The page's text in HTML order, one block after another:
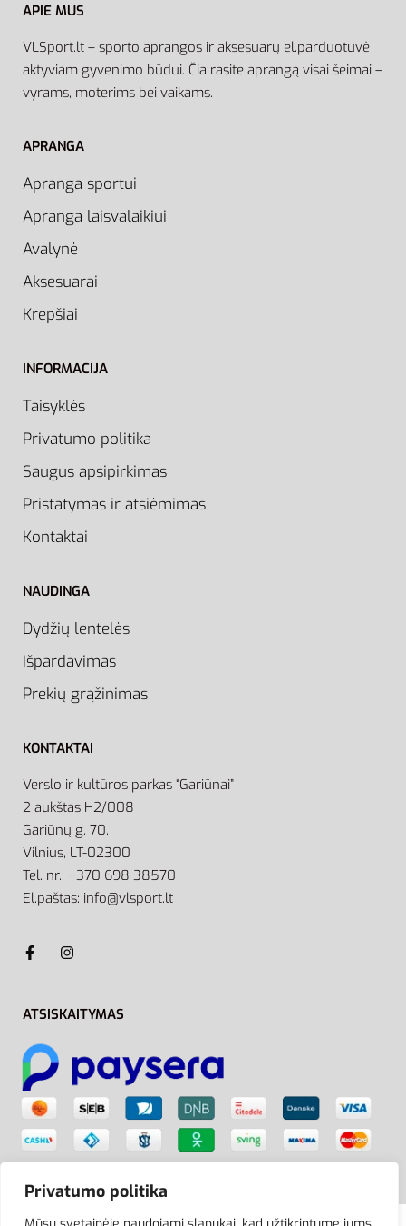
Privatumo politika
APIE MUS
VLSport.lt – sporto aprangos ir aksesuarų el.parduotuvė
aktyviam gyvenimo būdui. Čia rasite aprangą visai šeimai –
vyrams, moterims bei vaikams.
APRANGA
Apranga sportui
Apranga laisvalaikiui
Avalynė
Aksesuarai
Krepšiai
INFORMACIJA
Taisyklės
Privatumo politika
Saugus apsipirkimas
Pristatymas ir atsiėmimas
Kontaktai
NAUDINGA
Dydžių lentelės
Išpardavimas
Prekių grąžinimas
KONTAKTAI
Verslo ir kultūros parkas “Gariūnai”
2 aukštas H2/008
Gariūnų g. 70,
Vilnius, LT-02300
Tel. nr.: +370 698 38570
El.paštas: info@vlsport.lt
ATSISKAITYMAS